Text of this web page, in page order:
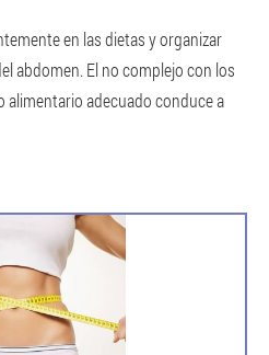
en las dietas y organizar
abdomen. El no complejo con los
adecuado conduce a